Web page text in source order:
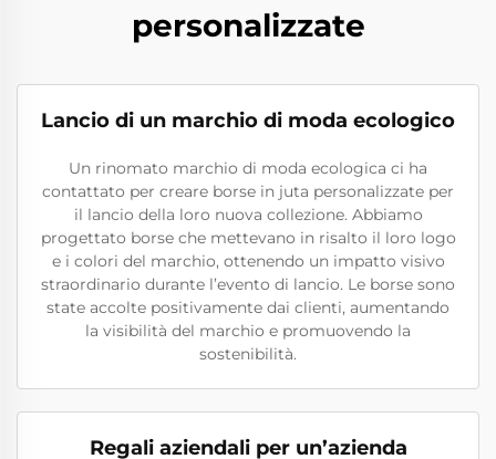
personalizzate
Lancio di un marchio di moda ecologico
Un rinomato marchio di moda ecologica ci ha
contattato per creare borse in juta personalizzate per
il lancio della loro nuova collezione. Abbiamo
progettato borse che mettevano in risalto il loro logo
e i colori del marchio, ottenendo un impatto visivo
straordinario durante l’evento di lancio. Le borse sono
state accolte positivamente dai clienti, aumentando
la visibilità del marchio e promuovendo la
sostenibilità.
Regali aziendali per un’azienda